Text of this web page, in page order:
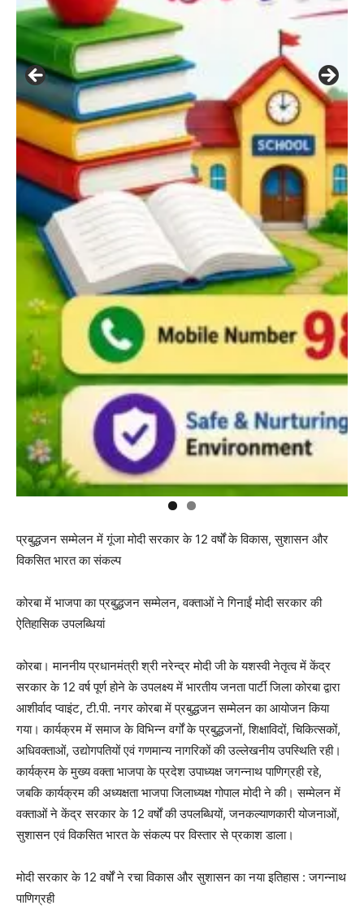
प्रबुद्धजन सम्मेलन में गूंजा मोदी सरकार के 12 वर्षों के विकास, सुशासन और
विकसित भारत का संकल्प
कोरबा में भाजपा का प्रबुद्धजन सम्मेलन, वक्ताओं ने गिनाईं मोदी सरकार की
ऐतिहासिक उपलब्धियां
कोरबा। माननीय प्रधानमंत्री श्री नरेन्द्र मोदी जी के यशस्वी नेतृत्व में केंद्र
सरकार के 12 वर्ष पूर्ण होने के उपलक्ष्य में भारतीय जनता पार्टी जिला कोरबा द्वारा
आशीर्वाद प्वाइंट, टी.पी. नगर कोरबा में प्रबुद्धजन सम्मेलन का आयोजन किया
गया। कार्यक्रम में समाज के विभिन्न वर्गों के प्रबुद्धजनों, शिक्षाविदों, चिकित्सकों,
अधिवक्ताओं, उद्योगपतियों एवं गणमान्य नागरिकों की उल्लेखनीय उपस्थिति रही।
कार्यक्रम के मुख्य वक्ता भाजपा के प्रदेश उपाध्यक्ष जगन्नाथ पाणिग्रही रहे,
जबकि कार्यक्रम की अध्यक्षता भाजपा जिलाध्यक्ष गोपाल मोदी ने की। सम्मेलन में
वक्ताओं ने केंद्र सरकार के 12 वर्षों की उपलब्धियों, जनकल्याणकारी योजनाओं,
सुशासन एवं विकसित भारत के संकल्प पर विस्तार से प्रकाश डाला।
मोदी सरकार के 12 वर्षों ने रचा विकास और सुशासन का नया इतिहास : जगन्नाथ
पाणिग्रही